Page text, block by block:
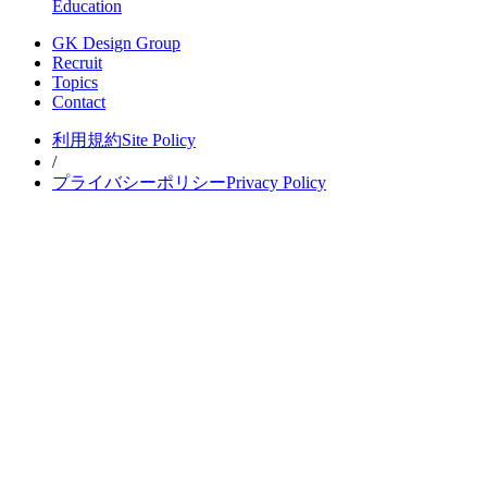
Education
GK Design Group
Recruit
Topics
Contact
利用規約Site Policy
/
プライバシーポリシーPrivacy Policy